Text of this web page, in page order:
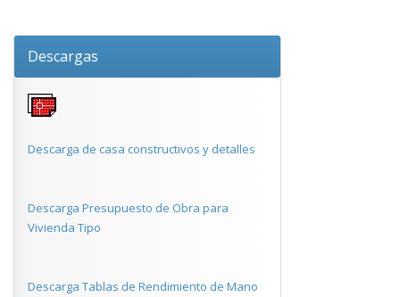
Descargas
Descarga de casa constructivos y detalles
Descarga Presupuesto de Obra para
Vivienda Tipo
Descarga Tablas de Rendimiento de Mano